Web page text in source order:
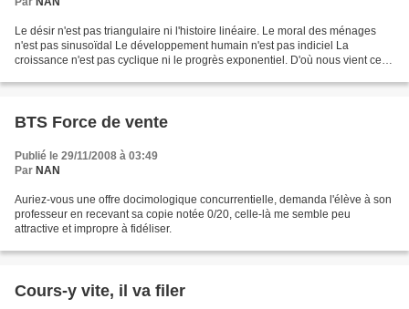
Le désir n'est pas triangulaire ni l'histoire linéaire. Le moral des ménages
n'est pas sinusoïdal Le développement humain n'est pas indiciel La
croissance n'est pas cyclique ni le progrès exponentiel. D'où nous vient cette
BTS Force de vente
Publié le 29/11/2008 à 03:49
Par NAN
Auriez-vous une offre docimologique concurrentielle, demanda l'élève à son
professeur en recevant sa copie notée 0/20, celle-là me semble peu
attractive et impropre à fidéliser.
Cours-y vite, il va filer